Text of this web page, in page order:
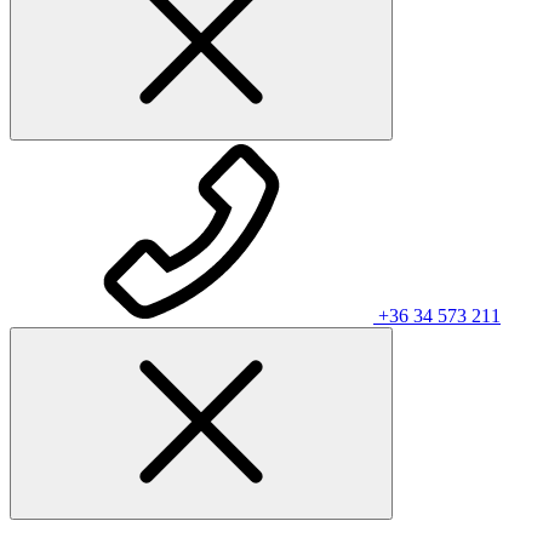
+36 34 573 211